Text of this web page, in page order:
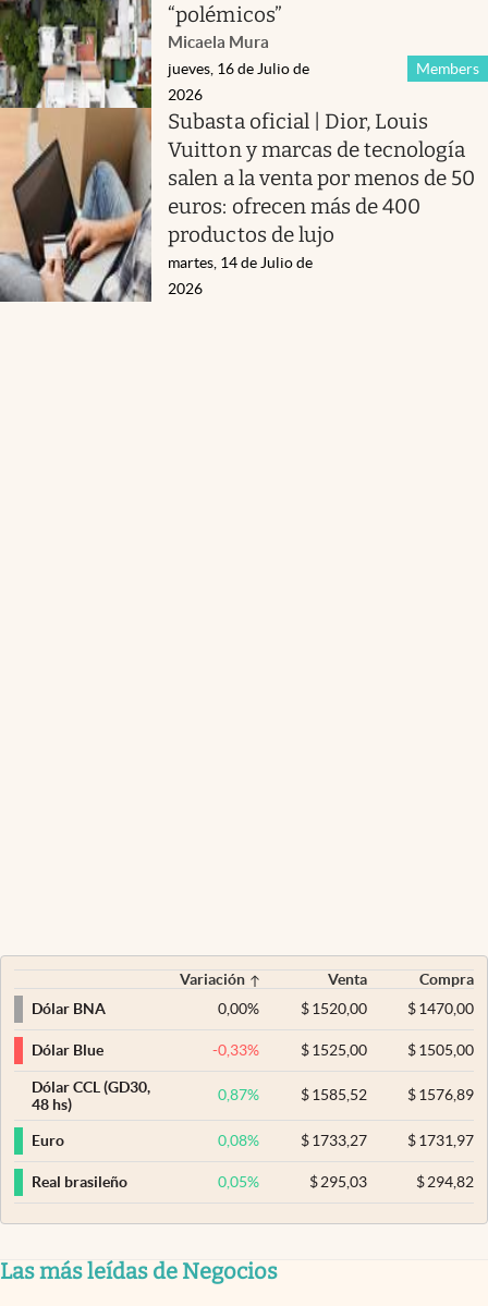
“polémicos”
Micaela Mura
Members
jueves, 16 de Julio de
2026
Subasta oficial | Dior, Louis
Vuitton y marcas de tecnología
salen a la venta por menos de 50
euros: ofrecen más de 400
productos de lujo
martes, 14 de Julio de
2026
Variación Venta
Compra
Dólar BNA
0,00% $ 1520,00 $1470,00
Dólar Blue -0,33% $ 1525,00 $1505,00
Dólar CCL (GD30,
48 hs)
0,87% $ 1585,52 $1576,89
Euro 0,08% $ 1733,27 $1731,97
Real brasileño 0,05% $ 295,03 $294,82
Las más leídas de Negocios